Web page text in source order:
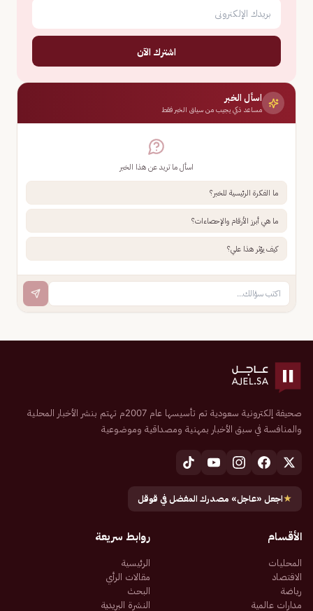
اشترك الآن
اسأل الخبر
مساعد ذكي يجيب من سياق الخبر فقط
اسأل ما تريد عن هذا الخبر
ما الفكرة الرئيسية للخبر؟
ما هي أبرز الأرقام والإحصاءات؟
كيف يؤثر هذا علي؟
صحيفة إلكترونية سعودية تم تأسيسها عام 2007م تهتم بنشر الأخبار المحلية
والمنافسة في سبق الأخبار بمهنية ومصداقية وموضوعية
★اجعل «عاجل» مصدرك المفضل في قوقل
الأقسام
المحليات
الاقتصاد
رياضة
مدارات عالمية
روابط سريعة
الرئيسية
مقالات الرأي
البحث
النشرة البريدية